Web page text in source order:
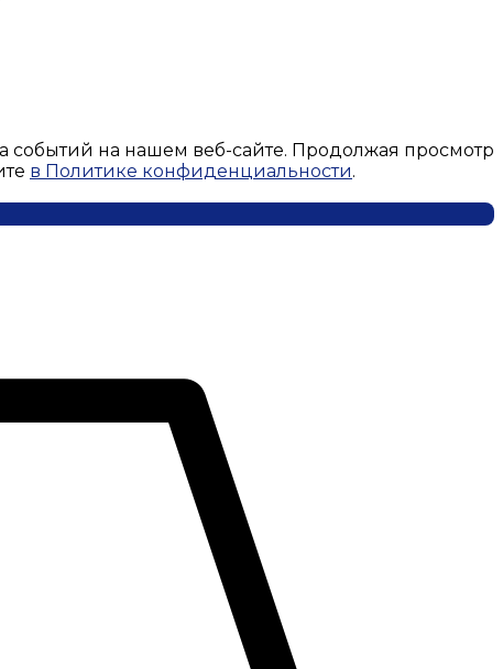
на нашем веб-сайте. Продолжая просмотр
в Политике конфиденциальности.